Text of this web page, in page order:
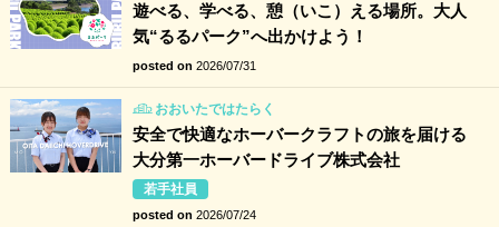
遊べる、学べる、憩（いこ）える場所。大人
気“るるパーク”へ出かけよう！
posted on 2026/07/31
おおいたではたらく
安全で快適なホーバークラフトの旅を届ける
大分第一ホーバードライブ株式会社
若手社員
posted on 2026/07/24